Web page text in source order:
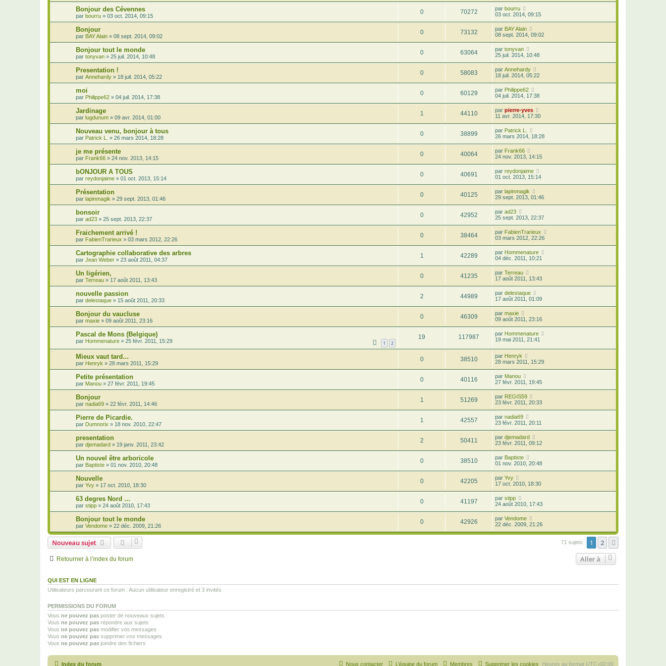
Bonjour des Cévennes
par bourru » 03 oct. 2014, 09:15
0 70272 par bourru
03 oct. 2014, 09:15
Bonjour
par BAY Alain » 08 sept. 2014, 09:02
0 73132 par BAY Alain
08 sept. 2014, 09:02
Bonjour tout le monde
par tonyvan » 25 juil. 2014, 10:48
0 63064 par tonyvan
25 juil. 2014, 10:48
Presentation !
par Annehardy » 18 juil. 2014, 05:22
0 58083 par Annehardy
18 juil. 2014, 05:22
moi
par Philippe62 » 04 juil. 2014, 17:38
0 60129 par Philippe62
04 juil. 2014, 17:38
Jardinage
par lugdunum » 09 avr. 2014, 01:00
1 44110 par pierre-yves
11 avr. 2014, 17:30
Nouveau venu, bonjour à tous
par Patrick L. » 26 mars 2014, 18:28
0 38899 par Patrick L.
26 mars 2014, 18:28
je me présente
par Frank66 » 24 nov. 2013, 14:15
0 40064 par Frank66
24 nov. 2013, 14:15
bONJOUR A TOUS
par reydonjaime » 01 oct. 2013, 15:14
0 40691 par reydonjaime
01 oct. 2013, 15:14
Présentation
par lapinmagik » 29 sept. 2013, 01:46
0 40125 par lapinmagik
29 sept. 2013, 01:46
bonsoir
par ad23 » 25 sept. 2013, 22:37
0 42952 par ad23
25 sept. 2013, 22:37
Fraichement arrivé !
par FabienTrarieux » 03 mars 2012, 22:26
0 38464 par FabienTrarieux
03 mars 2012, 22:26
Cartographie collaborative des arbres
par Jean Weber » 23 août 2011, 04:37
1 42289 par Hommenature
04 déc. 2011, 10:21
Un ligérien,
par Terreau » 17 août 2011, 13:43
0 41235 par Terreau
17 août 2011, 13:43
nouvelle passion
par delestaque » 15 août 2011, 20:33
2 44989 par delestaque
17 août 2011, 01:09
Bonjour du vaucluse
par maxie » 09 août 2011, 23:16
0 46309 par maxie
09 août 2011, 23:16
Pascal de Mons (Belgique)
par Hommenature » 25 févr. 2011, 15:29 1 2
19 117987 par Hommenature
19 mai 2011, 21:41
Mieux vaut tard...
par Henryk » 28 mars 2011, 15:29
0 38510 par Henryk
28 mars 2011, 15:29
Petite présentation
par Manou » 27 févr. 2011, 19:45
0 40116 par Manou
27 févr. 2011, 19:45
Bonjour
par nadia69 » 22 févr. 2011, 14:46
1 51269 par REGIS59
23 févr. 2011, 20:33
Pierre de Picardie.
par Dumnorix » 18 nov. 2010, 22:47
1 42557 par nadia69
23 févr. 2011, 20:11
presentation
par djemadard » 19 janv. 2011, 23:42
2 50411 par djemadard
23 févr. 2011, 09:12
Un nouvel être arboricole
par Baptiste » 01 nov. 2010, 20:48
0 38510 par Baptiste
01 nov. 2010, 20:48
Nouvelle
par Yvy » 17 oct. 2010, 18:30
0 42205 par Yvy
17 oct. 2010, 18:30
63 degres Nord ...
par stipp » 24 août 2010, 17:43
0 41197 par stipp
24 août 2010, 17:43
Bonjour tout le monde
par Vendome » 22 déc. 2009, 21:26
0 42926 par Vendome
22 déc. 2009, 21:26
Nouveau sujet 71 sujets 1 2
Retourner à l’index du forum Aller à
QUI EST EN LIGNE
Utilisateurs parcourant ce forum : Aucun utilisateur enregistré et 3 invités
PERMISSIONS DU FORUM
Vous ne pouvez pas poster de nouveaux sujets
Vous ne pouvez pas répondre aux sujets
Vous ne pouvez pas modifier vos messages
Vous ne pouvez pas supprimer vos messages
Vous ne pouvez pas joindre des fichiers
Index du forum Heures au format UTC+02:00
Supprimer les cookies
Membres
L’équipe du forum
Nous contacter